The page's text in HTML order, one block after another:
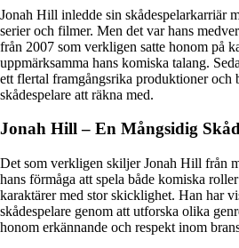
Jonah Hill inledde sin skådespelarkarriär
serier och filmer. Men det var hans
från 2007 som verkligen satte honom på
uppmärksamma hans komiska talang.
ett flertal framgångsrika produktioner och
skådespelare att räkna med.
Jonah Hill – En Mångsidig
Det som verkligen skiljer Jonah Hill från
hans förmåga att spela både komiska
karaktärer med stor skicklighet. Han har
skådespelare genom att utforska olika
honom erkännande och respekt inom